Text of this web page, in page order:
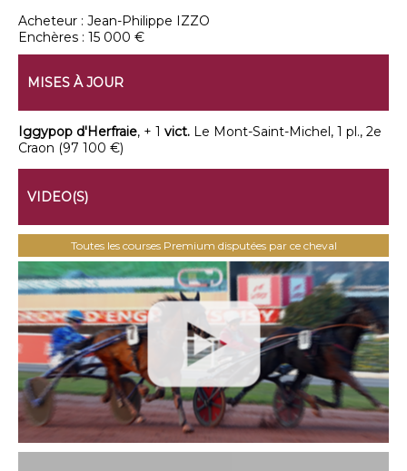
Acheteur : Jean-Philippe IZZO
Enchères : 15 000 €
MISES À JOUR
Iggypop d'Herfraie, + 1 vict. Le Mont-Saint-Michel, 1 pl., 2e
Craon (97 100 €)
VIDEO(S)
Toutes les courses Premium disputées par ce cheval